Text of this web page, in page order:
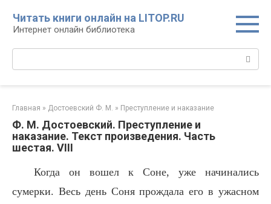
контенту
Читать книги онлайн на LITOP.RU
Интернет онлайн библиотека
Главная » Достоевский Ф. М. » Преступление и наказание
Ф. М. Достоевский. Преступление и
наказание. Текст произведения. Часть
шестая. VIII
Когда он вошел к Соне, уже начинались
сумерки. Весь день Соня прождала его в ужасном